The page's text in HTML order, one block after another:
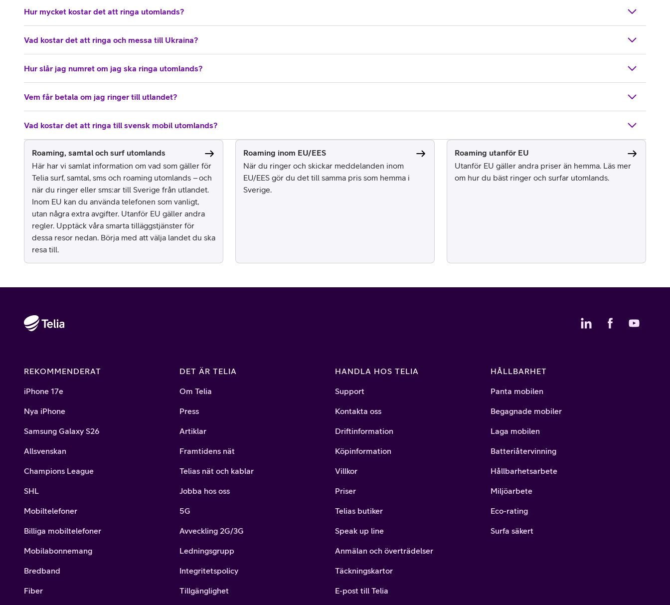
Hur mycket kostar det att ringa utomlands?
Vad kostar det att ringa och messa till Ukraina?
Hur slår jag numret om jag ska ringa utomlands?
Vem får betala om jag ringer till utlandet?
Vad kostar det att ringa till svensk mobil utomlands?
Roaming, samtal och surf utomlands
Här har vi samlat information om vad som gäller för
Telia surf, samtal, sms och roaming utomlands – och
när du ringer eller sms:ar till Sverige från utlandet.
Inom EU kan du använda telefonen som vanligt,
utan några extra avgifter. Utanför EU gäller andra
regler. Upptäck våra smarta tilläggstjänster för
dessa resor nedan. Börja med att välja landet du ska
resa till.
Roaming inom EU/EES
När du ringer och skickar meddelanden inom
EU/EES gör du det till samma pris som hemma i
Sverige.
Roaming utanför EU
Utanför EU gäller andra priser än hemma. Läs mer
om hur du bäst ringer och surfar utomlands.
REKOMMENDERAT
iPhone 17e
Nya iPhone
Samsung Galaxy S26
Allsvenskan
Champions League
SHL
Mobiltelefoner
Billiga mobiltelefoner
Mobilabonnemang
Bredband
Fiber
DET ÄR TELIA
Om Telia
Press
Artiklar
Framtidens nät
Telias nät och kablar
Jobba hos oss
5G
Avveckling 2G/3G
Ledningsgrupp
Integritetspolicy
Tillgänglighet
HANDLA HOS TELIA
Support
Kontakta oss
Driftinformation
Köpinformation
Villkor
Priser
Telias butiker
Speak up line
Anmälan och överträdelser
Täckningskartor
E-post till Telia
HÅLLBARHET
Panta mobilen
Begagnade mobiler
Laga mobilen
Batteriåtervinning
Hållbarhetsarbete
Miljöarbete
Eco-rating
Surfa säkert